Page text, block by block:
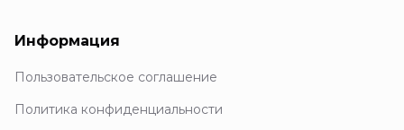
Информация
Пользовательское соглашение
Политика конфиденциальности